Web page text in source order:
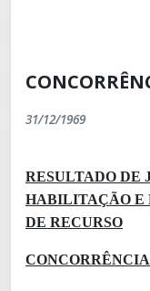
31/12/1969
RESULTADO DE
HABILITAÇÃO E
DE RECURSO